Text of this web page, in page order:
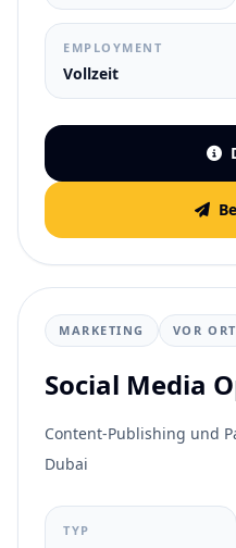
EMPLOYMENT
Vollzeit
MARKETING VOR ORT
Social Media
Content-Publishing und
Dubai
TYP